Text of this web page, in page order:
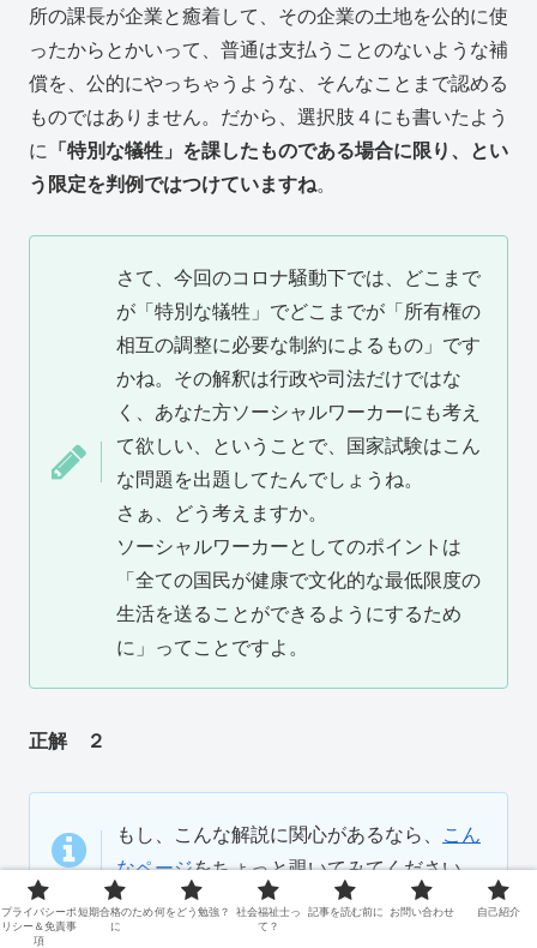
所の課長が企業と癒着して、その企業の土地を公的に使
ったからとかいって、普通は支払うことのないような補
償を、公的にやっちゃうような、そんなことまで認める
ものではありません。だから、選択肢４にも書いたよう
に 「特別な犠牲」を課したものである場合に限り、とい
う限定を判例ではつけていますね。
さて、今回のコロナ騒動下では、どこまで
が「特別な犠牲」でどこまでが「所有権の
相互の調整に必要な制約によるもの」です
かね。その解釈は行政や司法だけではな
く、あなた方ソーシャルワーカーにも考え
て欲しい、ということで、国家試験はこん
な問題を出題してたんでしょうね。
さぁ、どう考えますか。
ソーシャルワーカーとしてのポイントは
「全ての国民が健康で文化的な最低限度の
生活を送ることができるようにするため
に」ってことですよ。
正解 ２
もし、こんな解説に関心があるなら、 こん
なページをちょっと覗いてみてください。
プライバシーポ
リシー＆免責事
項
短期合格のため
に
何をどう勉強？ 社会福祉士っ
て？
記事を読む前に お問い合わせ 自己紹介